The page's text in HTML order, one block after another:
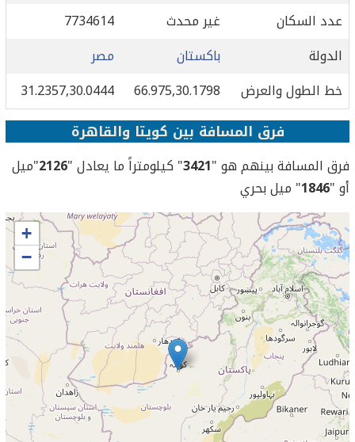
عدد السكان
غير محدث
7734614
الدولة
باكستان
مصر
خط الطول والعرض
66.975,30.1798
31.2357,30.0444
فرق المسافة بين كويتا والقاهرة
فرق المسافة بينهم هو "3421" كيلومتراً ما يعادل "2126"ميل
أو "1846" ميل بحري
+
−